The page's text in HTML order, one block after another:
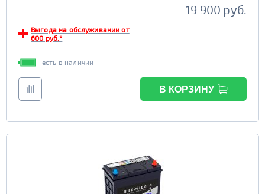
19 900 руб.
Выгода на обслуживании от
600 руб.*
есть в наличии
В КОРЗИНУ